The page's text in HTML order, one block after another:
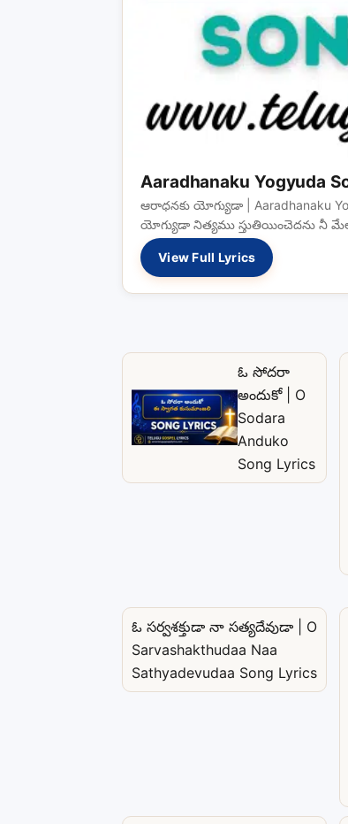
Aaradhanaku Yogyuda
ఆరాధనకు యోగ్యుడా | Aaradhanaku
యోగ్యుడా నిత్యము స్తుతియించెదను నీ
View Full Lyrics
ఓ సోదరా
అందుకో | O
Sodara
Anduko
Song Lyrics
ఓ సర్వశక్తుడా నా సత్యదేవుడా | O
Sarvashakthudaa Naa
Sathyadevudaa Song Lyrics